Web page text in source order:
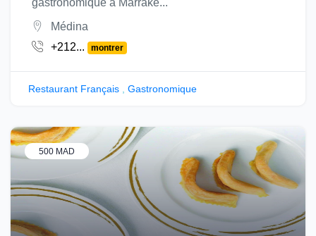
gastronomique à Marrake...
Médina
+212...
montrer
Restaurant Français Gastronomique
500 MAD